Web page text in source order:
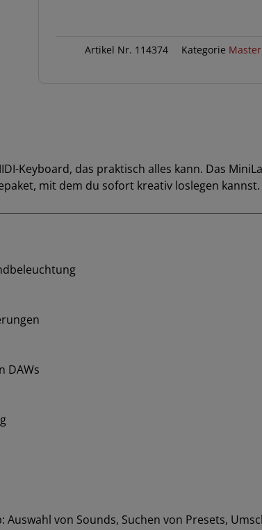
MengeArtikel Nr. 114374 Kategorie
Keyboard, das praktisch alles kann. Das
mit dem du sofort kreativ loslegen kannst.
DAWs
von Sounds, Suchen von Presets,